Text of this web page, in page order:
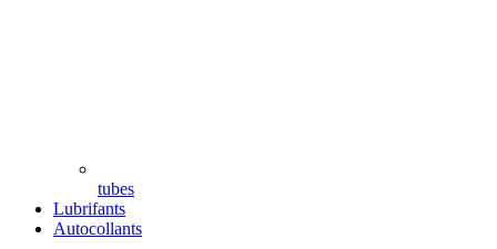
tubes
Lubrifants
Autocollants